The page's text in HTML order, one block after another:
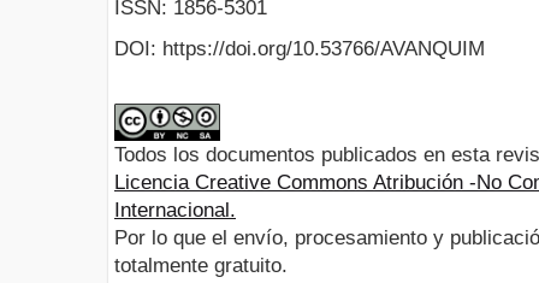
ISSN: 1856-5301
DOI: https://doi.org/10.53766/AVANQUIM
Todos los documentos publicados en esta
Licencia Creative Commons Atribución -No
Internacional.
Por lo que el envío, procesamiento y
totalmente gratuito.